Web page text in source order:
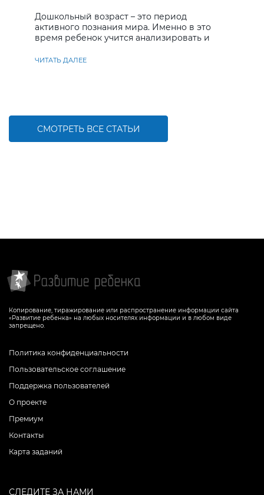
Дошкольный возраст – это период
активного познания мира. Именно в это
время ребенок учится анализировать и
ЧИТАТЬ ДАЛЕЕ
СМОТРЕТЬ ВСЕ СТАТЬИ
Копирование, тиражирование или распространение информации сайта
«Развитие ребенка» на любых носителях информации и в любом виде
запрещено.
Политика конфиденциальности
Пользовательское соглашение
Поддержка пользователей
О проекте
Премиум
Контакты
Карта заданий
СЛЕДИТЕ ЗА НАМИ